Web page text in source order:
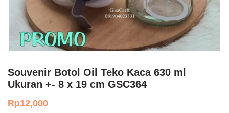
Souvenir Botol Oil Teko Kaca 630 ml
Ukuran +- 8 x 19 cm GSC364
Rp12,000